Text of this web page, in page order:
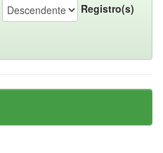
Registro(s)